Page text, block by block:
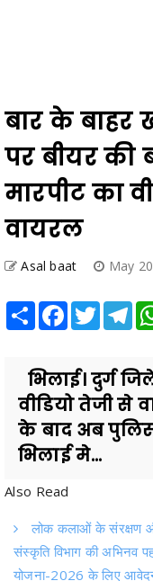
बार के बाहर
पर बीयर की
मारपीट का
वायरल
भिलाई। दुर्ग
के बाद अब
भिलाई मे...
Also Read
संस्कृति विभाग की अभिनव
योजना-2026 के लिए आवेदन
आर्थिक संबल चयनित
प्रोत्साहन राशि, 31